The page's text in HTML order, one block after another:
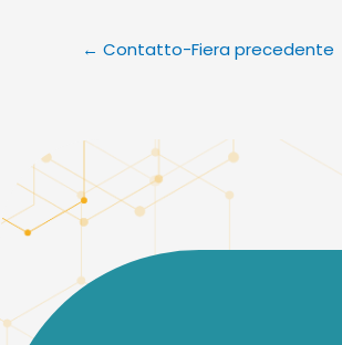
← Contatto-Fiera precedente